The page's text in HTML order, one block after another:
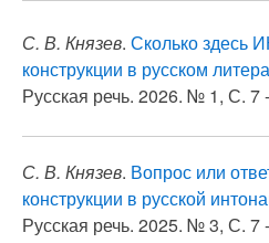
С. В. Князев. Сколько здесь
конструкции в русском
Русская речь. 2026. № 1, С. 7
С. В. Князев. Вопрос или
конструкции в русской
Русская речь. 2025. № 3, С. 7